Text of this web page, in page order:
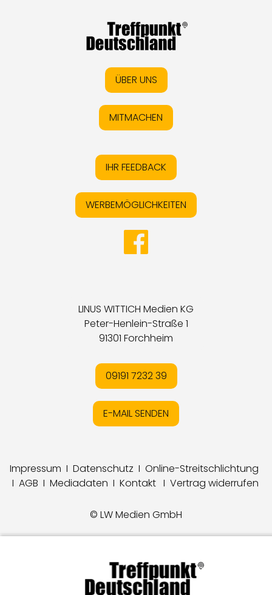
ÜBER UNS
MITMACHEN
IHR FEEDBACK
WERBEMÖGLICHKEITEN
LINUS WITTICH Medien KG
Peter-Henlein-Straße 1
91301 Forchheim
09191 7232 39
E-MAIL SENDEN
Impressum I Datenschutz I Online-Streitschlichtung
I AGB I Mediadaten I Kontakt I Vertrag widerrufen
© LW Medien GmbH